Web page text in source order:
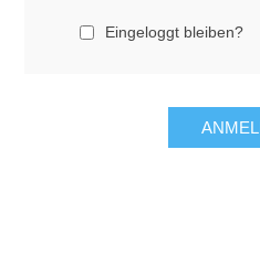
Eingeloggt bleiben?